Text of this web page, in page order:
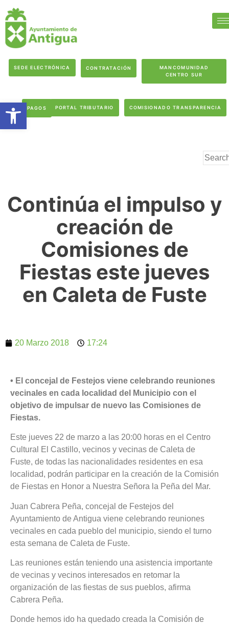
SEDE ELECTRÓNICA CONTRATACIÓN
MANCOMUNIDAD
CENTRO SUR
PAGOS PORTAL TRIBUTARIO COMISIONADO TRANSPARENCIA
Continúa el impulso y
creación de
Comisiones de
Fiestas este jueves
en Caleta de Fuste
20 Marzo 2018 17:24
• El concejal de Festejos viene celebrando reuniones
vecinales en cada localidad del Municipio con el
objetivo de impulsar de nuevo las Comisiones de
Fiestas.
Este jueves 22 de marzo a las 20:00 horas en el Centro
Cultural El Castillo, vecinos y vecinas de Caleta de
Fuste, de todas las nacionalidades residentes en esa
localidad, podrán participar en la creación de la Comisión
de Fiestas en Honor a Nuestra Señora la Peña del Mar.
Juan Cabrera Peña, concejal de Festejos del
Ayuntamiento de Antigua viene celebrando reuniones
vecinales en cada pueblo del municipio, siendo el turno
esta semana de Caleta de Fuste.
Las reuniones están teniendo una asistencia importante
de vecinas y vecinos interesados en retomar la
organización de las fiestas de sus pueblos, afirma
Cabrera Peña.
Donde hemos ido ha quedado creada la Comisión de
Abrir barra de herramientas